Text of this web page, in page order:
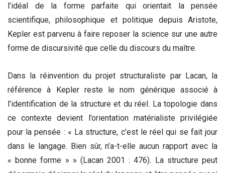
l’idéal de la forme parfaite qui orientait la pensée
scientifique, philosophique et politique depuis Aristote,
Kepler est parvenu à faire reposer la science sur une autre
forme de discursivité que celle du discours du maître.
Dans la réinvention du projet structuraliste par Lacan, la
référence à Kepler reste le nom générique associé à
l’identification de la structure et du réel. La topologie dans
ce contexte devient l’orientation matérialiste privilégiée
pour la pensée : « La structure, c’est le réel qui se fait jour
dans le langage. Bien sûr, n’a-t-elle aucun rapport avec la
« bonne forme » » (Lacan 2001 : 476). La structure peut